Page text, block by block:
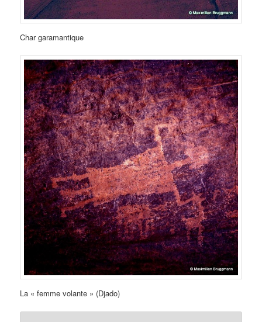
Char garamantique
La « femme volante » (Djado)